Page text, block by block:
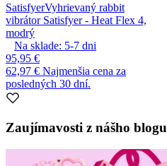
SatisfyerVyhrievaný rabbit
vibrátor Satisfyer - Heat Flex 4,
modrý
Na sklade: 5-7 dni
95,95 €
62,97 € Najmenšia cena za
posledných 30 dní.
Zaujímavosti z nášho blogu